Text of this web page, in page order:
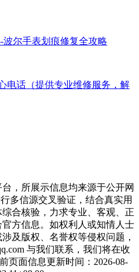
尔手表划痕修复全攻略
电话（提供专业维修服务，解
，所展示信息均来源于公开网
多信源交叉验证，结合真实用
合核验，力求专业、客观、正
方信息。如权利人或知情人士
及版权、名誉权等侵权问题，
与我们联系，我们将在收
页面信息更新时间：2026-08-